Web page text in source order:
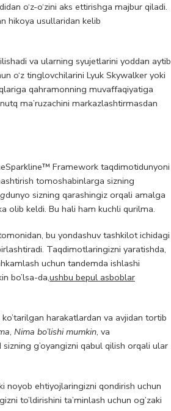
o‘z-o‘zini aks ettirishga majbur qiladi.
hikoya usullaridan kelib
va ularning syujetlarini yoddan aytib
o‘z tinglovchilarini Lyuk Skywalker yoki
qahramonning muvaffaqiyatiga
ma’ruzachini markazlashtirmasdan
Sparkline™ Framework taqdimotidunyoni
tomoshabinlarga sizning
dunyo sizning qarashingiz orqali amalga
olib keldi. Bu hali ham kuchli qurilma.
bu yondashuv tashkilot ichidagi
Taqdimotlaringizni yaratishda,
uchun tandemda ishlashi
bo’lsa-da,ushbu bepul asboblar
harakatlardan va avjidan tortib
, Nima bo’lishi mumkin, va
g’oyangizni qabul qilish orqali ular
noyob ehtiyojlaringizni qondirish uchun
to’ldirishini ta’minlash uchun og’zaki